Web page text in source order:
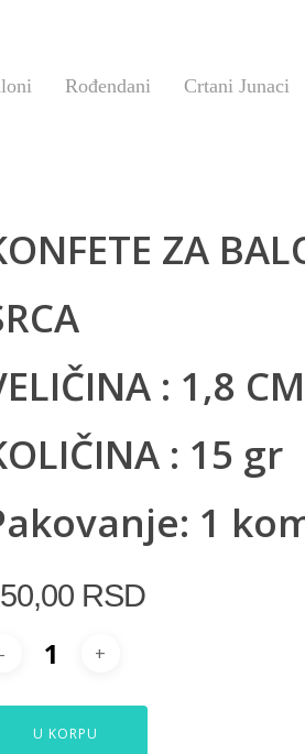
Rođendani Crtani Junaci
ZA
: 1,8 CM
: 15 gr
1
RSD
U KORPU